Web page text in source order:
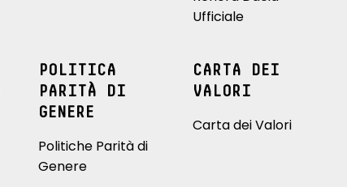
Ufficiale
POLITICA
PARITÀ DI
GENERE
Politiche Parità di
Genere
CARTA DEI
VALORI
Carta dei Valori